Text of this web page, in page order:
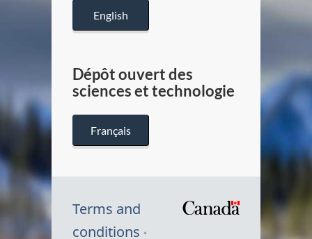
English
Dépôt ouvert des
sciences et technologie
Français
Terms and
conditions
Symbole